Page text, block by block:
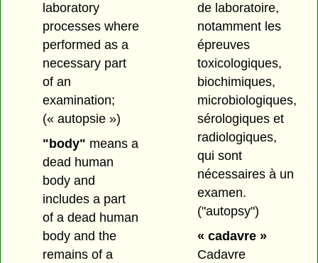
laboratory
processes where
performed as a
necessary part
of an
examination;
(« autopsie »)
"body" means a
dead human
body and
includes a part
of a dead human
body and the
remains of a
de laboratoire,
notamment les
épreuves
toxicologiques,
biochimiques,
microbiologiques,
sérologiques et
radiologiques,
qui sont
nécessaires à un
examen.
("autopsy")
« cadavre »
Cadavre